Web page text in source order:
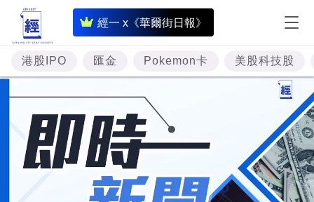
經一 x《華爾街日報》
即
時
財
經
專
題
投
資
樓
港股IPO 匯金 Pokemon卡 美股科技股